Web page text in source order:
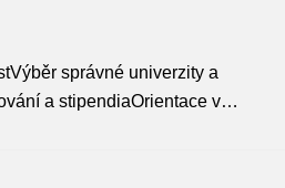
správné univerzity a
a stipendiaOrientace v…